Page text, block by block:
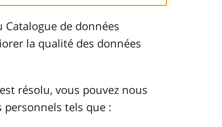
de données
la qualité des données
résolu, vous pouvez nous
tels que :